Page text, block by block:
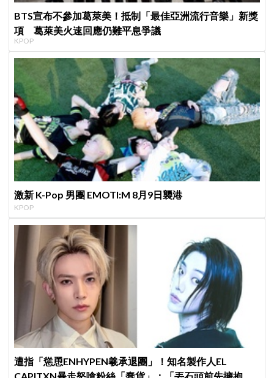
BTS宣布不參加葛萊美！抵制「最佳亞洲流行音樂」新獎
項 葛萊美火速回應仍難平息爭議
KPOP
激新 K-Pop 男團 EMOTI:M 8月9日襲港
KPOP
遭指「慫恿ENHYPEN羲承退團」！知名製作人EL
CAPITXN暴走怒嗆粉絲「蠢貨」：「丟石頭前先擁抱他